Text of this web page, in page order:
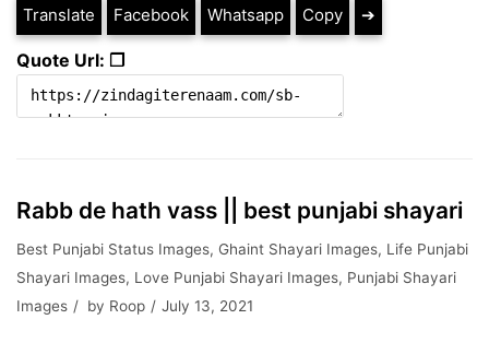
Translate Facebook Whatsapp Copy ➔
Quote Url: ❐
Rabb de hath vass || best punjabi shayari
Best Punjabi Status Images, Ghaint Shayari Images, Life Punjabi
Shayari Images, Love Punjabi Shayari Images, Punjabi Shayari
Images
by Roop July 13, 2021